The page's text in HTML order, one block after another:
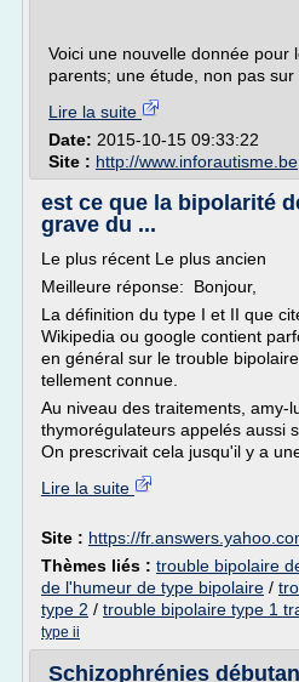
Voici une nouvelle donnée pour
parents; une étude, non pas sur
Lire la suite
Date: 2015-10-15 09:33:22
Site : http://www.inforautisme.be
est ce que la bipolarité
grave du ...
Le plus récent Le plus ancien
Meilleure réponse: Bonjour,
La définition du type I et II que
Wikipedia ou google contient
en général sur le trouble
tellement connue.
Au niveau des traitements, amy-
thymorégulateurs appelés aussi
On prescrivait cela jusqu'il y a
Lire la suite
Site : https://
Thèmes liés : trouble bipolaire
de l'humeur de type bipolaire /
type 2 / trouble bipolaire type 1
type ii
Schizophrénies